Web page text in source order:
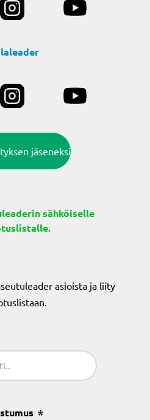
jäseneksi
sähköiselle
asioista ja liity